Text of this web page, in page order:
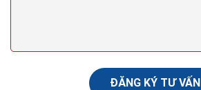
thiệu...
ĐĂNG KÝ TƯ VẤN